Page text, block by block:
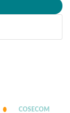
COSECOM